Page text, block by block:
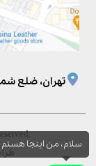
سلام، من اینجا
تهران، ضلع